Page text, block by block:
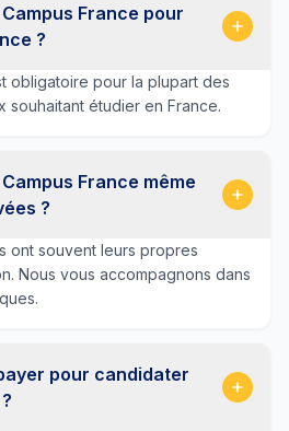
France pour
?
obligatoire pour la plupart des
souhaitant étudier en France.
France même
?
ont souvent leurs propres
Nous vous accompagnons dans
pour candidater